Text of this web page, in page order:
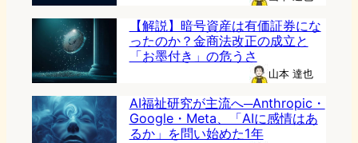
【解説】暗号資産は有価証券にな
ったのか？金商法改正の成立と
「お墨付き」の危うさ
山本 達也
AI福祉研究が主流へ─Anthropic・
Google・Meta、「AIに感情はあ
るか」を問い始めた1年